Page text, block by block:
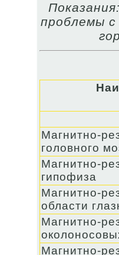
проблемы
Магнитно-
головного
Магнитно-
гипофиза
Магнитно-
области
Магнитно-
Магнитно-